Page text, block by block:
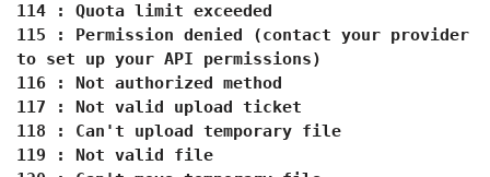
114 : Quota limit exceeded
115 : Permission denied (contact your provider
to set up your API permissions)
116 : Not authorized method
117 : Not valid upload ticket
118 : Can't upload temporary file
119 : Not valid file